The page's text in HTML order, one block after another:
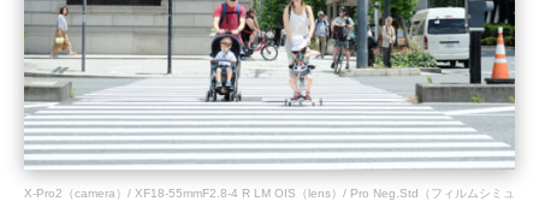
X-Pro2（camera）/ XF18-55mmF2.8-4 R LM OIS（lens）/ Pro Neg.Std（フィルムシミュ